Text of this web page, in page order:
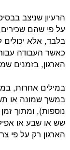
הרעיון שניצב
על פי שהם
בלבד, אלא יכולים
כאשר העבודה
הארגון, בזמנים
במילים אחרות,
במשך שמונה או
נוספות), ומתוך
שש או שבע או
הארגון רק על פי